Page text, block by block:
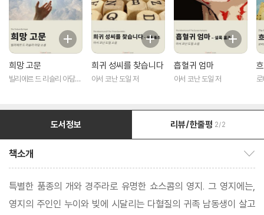
희망 고문
빌리에르 드 리슬리 아담
희귀 성씨를 찾습니다
아서 코난 도일 저
흡혈귀 엄마
아서 코난 도일 저
도서정보 리뷰/한줄평 2/2
책소개
특별한 품종의 개와 경주라로 유명한 쇼스콤의 영지. 그 영지에는,
영지의 주인인 누이와 빚에 시달리는 다혈질의 귀족 남동생이 살고